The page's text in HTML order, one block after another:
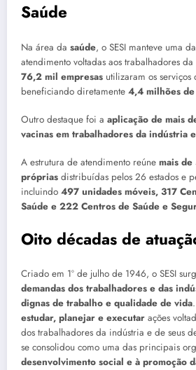
Saúde
Na área da saúde, o SESI manteve uma
atendimento voltadas aos trabalhadores
76,2 mil empresas utilizaram os
beneficiando diretamente 4,4 milhões de
Outro destaque foi a aplicação de mais
vacinas em trabalhadores da indústria
A estrutura de atendimento reúne mais
próprias distribuídas pelos 26 estados e
incluindo 497 unidades móveis, 317
Saúde e 222 Centros de Saúde e
Oito décadas de
Criado em 1º de julho de 1946, o SESI
demandas dos trabalhadores e das
dignas de trabalho e qualidade de vida
estudar, planejar e executar ações
dos trabalhadores da indústria e de seus
se consolidou como uma das principais
desenvolvimento social e à promoção